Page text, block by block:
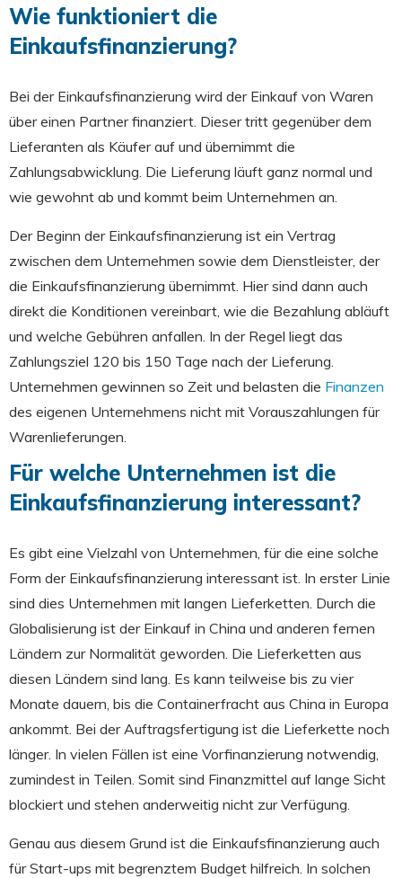
Wie funktioniert die
Einkaufsfinanzierung?
Bei der Einkaufsfinanzierung wird der Einkauf von Waren
über einen Partner finanziert. Dieser tritt gegenüber dem
Lieferanten als Käufer auf und übernimmt die
Zahlungsabwicklung. Die Lieferung läuft ganz normal und
wie gewohnt ab und kommt beim Unternehmen an.
Der Beginn der Einkaufsfinanzierung ist ein Vertrag
zwischen dem Unternehmen sowie dem Dienstleister, der
die Einkaufsfinanzierung übernimmt. Hier sind dann auch
direkt die Konditionen vereinbart, wie die Bezahlung abläuft
und welche Gebühren anfallen. In der Regel liegt das
Zahlungsziel 120 bis 150 Tage nach der Lieferung.
Unternehmen gewinnen so Zeit und belasten die Finanzen
des eigenen Unternehmens nicht mit Vorauszahlungen für
Warenlieferungen.
Für welche Unternehmen ist die
Einkaufsfinanzierung interessant?
Es gibt eine Vielzahl von Unternehmen, für die eine solche
Form der Einkaufsfinanzierung interessant ist. In erster Linie
sind dies Unternehmen mit langen Lieferketten. Durch die
Globalisierung ist der Einkauf in China und anderen fernen
Ländern zur Normalität geworden. Die Lieferketten aus
diesen Ländern sind lang. Es kann teilweise bis zu vier
Monate dauern, bis die Containerfracht aus China in Europa
ankommt. Bei der Auftragsfertigung ist die Lieferkette noch
länger. In vielen Fällen ist eine Vorfinanzierung notwendig,
zumindest in Teilen. Somit sind Finanzmittel auf lange Sicht
blockiert und stehen anderweitig nicht zur Verfügung.
Genau aus diesem Grund ist die Einkaufsfinanzierung auch
für Start-ups mit begrenztem Budget hilfreich. In solchen